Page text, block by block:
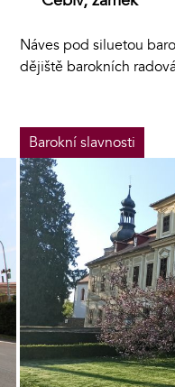
Náves pod siluetou
dějiště barokních
Barokní slavnosti